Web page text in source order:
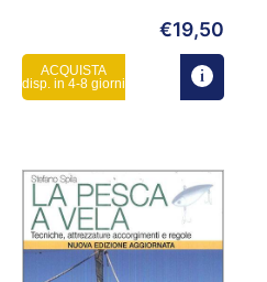
€19,50
ACQUISTA
disp. in 4-8 giorni